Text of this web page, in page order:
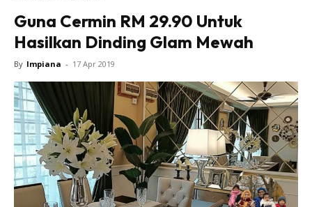
Ruang Makan
Ruang Tamu
Direktori
Interior Design
DIY
Bilik Air
Bilik Tidur
Dapur
Ruang Makan
Guna Cermin RM 29.90 Untuk
Hasilkan Dinding Glam Mewah
By Impiana - 17 Apr 2019